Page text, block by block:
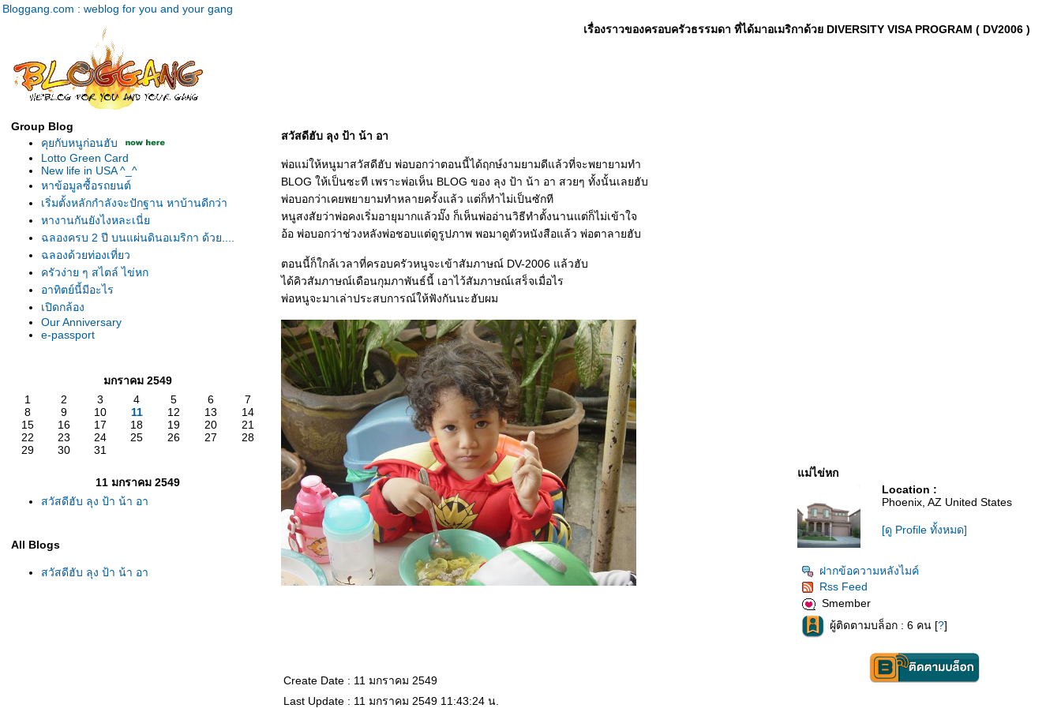
Bloggang.com : weblog for you and your gang
เรื่องราวของครอบครัวธรรมดา ที่ได้มาอเมริกาด้วย DIVERSITY VISA PROGRAM ( DV2006 )
Group Blog
คุยกับหนูก่อนฮับ
Lotto Green Card
New life in USA ^_^
หาข้อมูลซื้อรถยนต์
เริ่มตั้งหลักกำลังจะปักฐาน หาบ้านดีกว่า
หางานกันยังไงหละเนี่
ฉลองครบ 2 ปี บนแผ่นดินอเมริกา ด้วย....
ฉลองด้วยท่องเที่ยว
ครัวง่าย ๆ สไตล์ ไข่หก
อาทิตย์นี้มีอะไร
เปิดกล้อง
Our Anniversary
e-passport
มกราคม 2549
1
2 3 4 5 6
7
8
9 10 11 12 13
14
15
16 17 18 19 20
21
22
23 24 25 26 27
28
29
30 31
11 มกราคม 2549
สวัสดีฮับ ลุง ป้า น้า อา
All Blogs
สวัสดีฮับ ลุง ป้า น้า อา
สวัสดีฮับ ลุง ป้า น้า อา
พ่อแม่ให้หนูมาสวัสดีฮับ พ่อบอกว่าตอนนี้ได้ฤกษ์งามยามดีแล้วที่จะพยายามทำ
BLOG ให้เป็นซะที เพราะพ่อเห็น BLOG ของ ลุง ป้า น้า อา สวยๆ ทั้งนั้นเลยฮับ
พ่อบอกว่าเคยพยายามทำหลายครั้งแล้ว แต่ก็ทำไม่เป็นซักที
หนูสงสัยว่าพ่อคงเริ่มอายุมากแล้วมั๊ง ก็เห็นพ่ออ่านวิธีทำตั้งนานแต่ก็ไม่เข้าใจ
อ้อ พ่อบอกว่าช่วงหลังพ่อชอบแต่ดูรูปภาพ พอมาดูตัวหนังสือแล้ว พ่อตาลายฮับ
ตอนนี้ก็ใกล้เวลาที่ครอบครัวหนูจะเข้าสัมภาษณ์ DV-2006 แล้วฮับ
ได้คิวสัมภาษณ์เดือนกุมภาพันธ์นี้ เอาไว้สัมภาษณ์เสร็จเมื่อไร
พ่อหนูจะมาเล่าประสบการณ์ให้ฟังกันนะฮับผม
Create Date : 11 มกราคม 2549
Last Update : 11 มกราคม 2549 11:43:24 น.
ม่ไข่หก
Location :
Phoenix, AZ United States
[ดู Profile ทั้งหมด]
ฝากข้อความหลังไมค์
Rss Feed
Smember
ผู้ติดตามบล็อก : 6 คน [?]